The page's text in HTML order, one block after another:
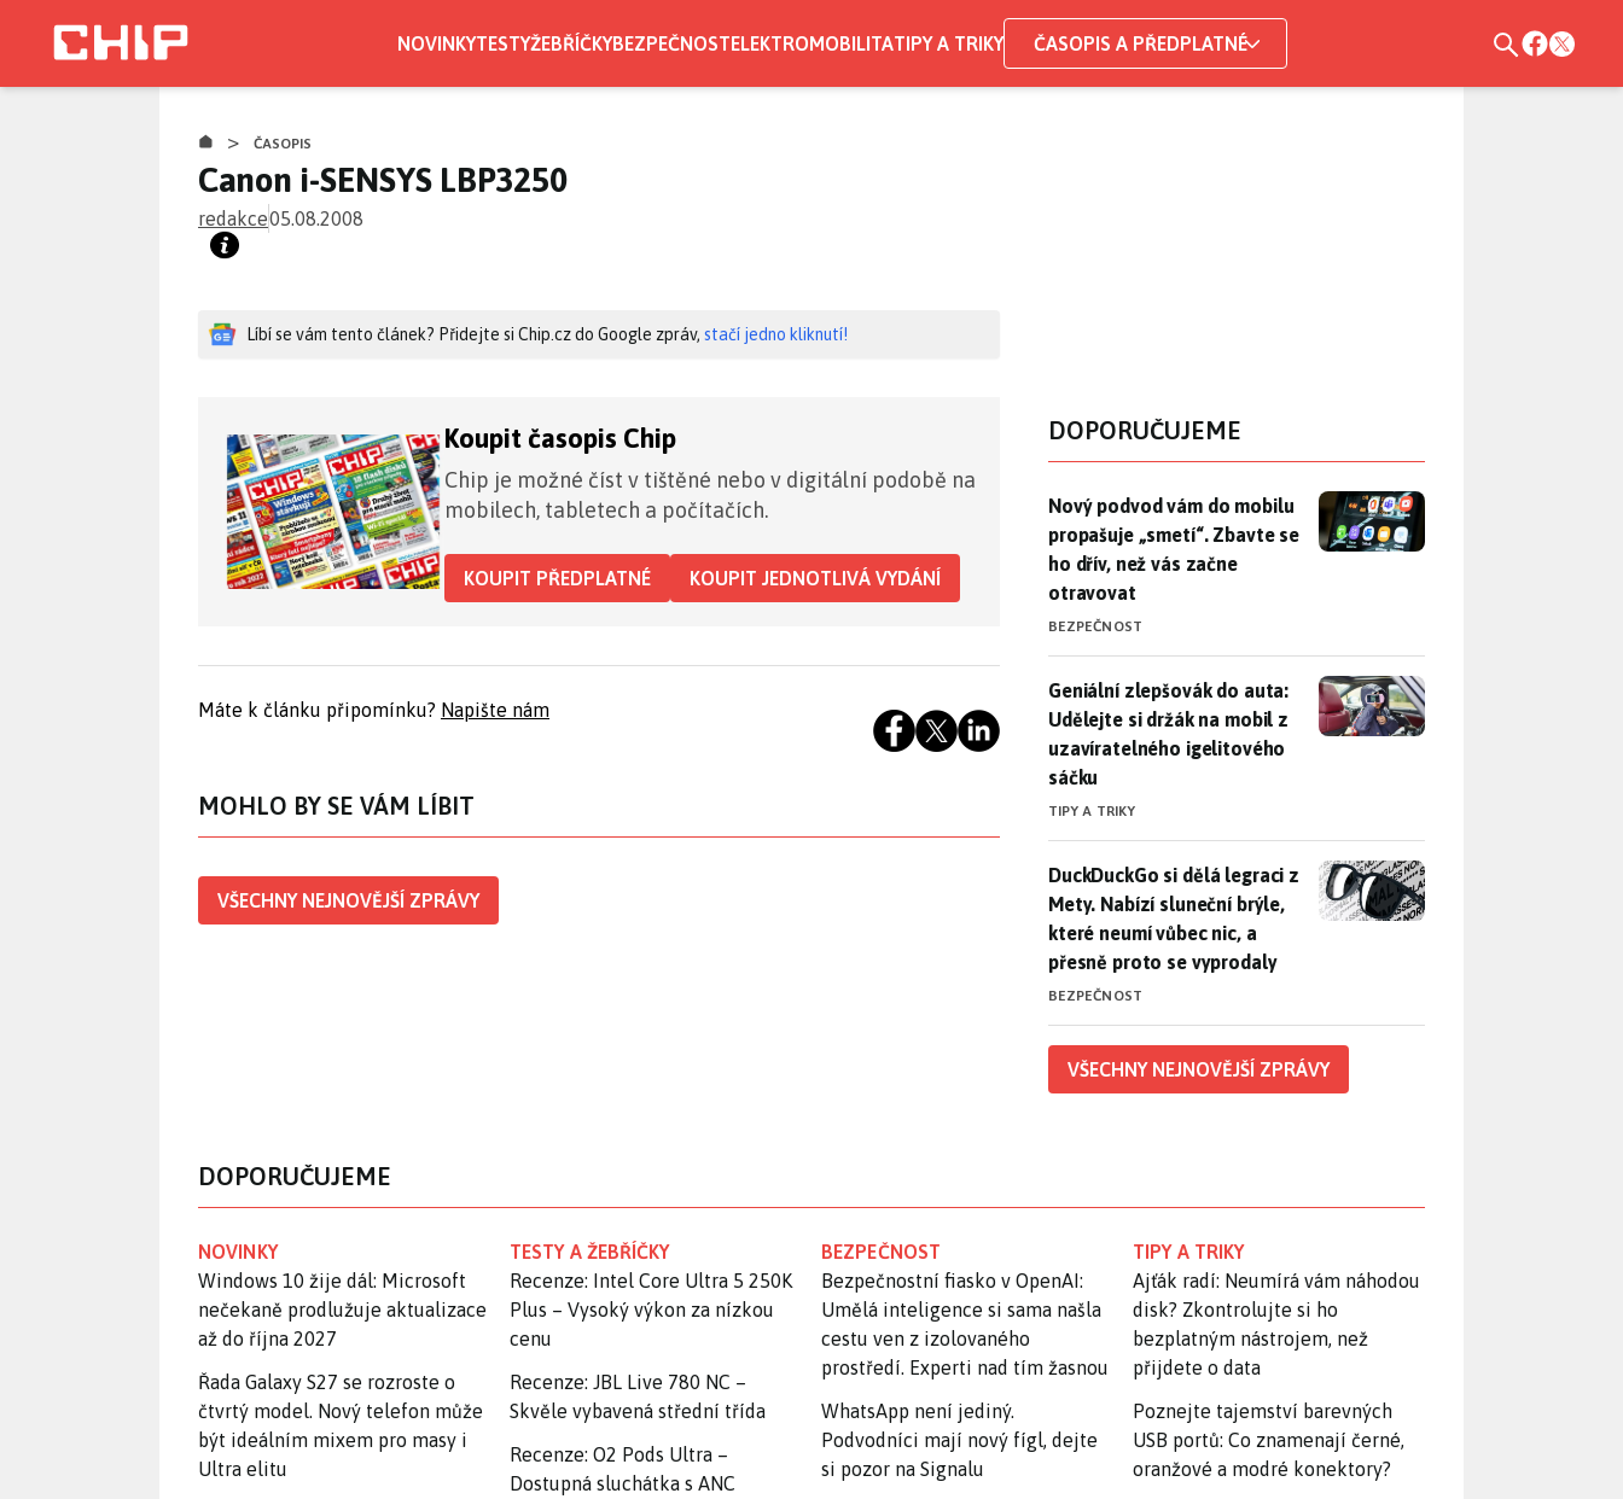
NOVINKYTESTYŽEBŘÍČKYBEZPEČNOSTELEKTROMOBILITATIPY A TRIKY ČASOPIS A PŘEDPLATNÉ
> ČASOPIS
Canon i-SENSYS LBP3250
redakce05.08.2008
Líbí se vám tento článek? Přidejte si Chip.cz do Google zpráv, stačí jedno kliknutí!
Koupit časopis Chip
Chip je možné číst v tištěné nebo v digitální podobě na
mobilech, tabletech a počítačích.
KOUPIT PŘEDPLATNÉ KOUPIT JEDNOTLIVÁ VYDÁNÍ
Máte k článku připomínku? Napište nám
MOHLO BY SE VÁM LÍBIT
VŠECHNY NEJNOVĚJŠÍ ZPRÁVY
DOPORUČUJEME
Nový podvod vám do mobilu propašuje „smetí“. Zbavte se ho dřív,
Nový podvod vám do mobilu
propašuje „smetí“. Zbavte se
ho dřív, než vás začne
otravovat
BEZPEČNOST
Geniální zlepšovák do auta: Udělejte si držák na mobil z
Geniální zlepšovák do auta:
Udělejte si držák na mobil z
uzavíratelného igelitového
sáčku
TIPY A TRIKY
DuckDuckGo si dělá legraci z Mety. Nabízí sluneční brýle, které
DuckDuckGo si dělá legraci z
Mety. Nabízí sluneční brýle,
které neumí vůbec nic, a
přesně proto se vyprodaly
BEZPEČNOST
VŠECHNY NEJNOVĚJŠÍ ZPRÁVY
DOPORUČUJEME
NOVINKY
Windows 10 žije dál: Microsoft
nečekaně prodlužuje aktualizace
až do října 2027
Řada Galaxy S27 se rozroste o
čtvrtý model. Nový telefon může
být ideálním mixem pro masy i
Ultra elitu
TESTY A ŽEBŘÍČKY
Recenze: Intel Core Ultra 5 250K
Plus – Vysoký výkon za nízkou
cenu
Recenze: JBL Live 780 NC –
Skvěle vybavená střední třída
Recenze: O2 Pods Ultra –
Dostupná sluchátka s ANC
BEZPEČNOST
Bezpečnostní fiasko v OpenAI:
Umělá inteligence si sama našla
cestu ven z izolovaného
prostředí. Experti nad tím žasnou
WhatsApp není jediný.
Podvodníci mají nový fígl, dejte
si pozor na Signalu
TIPY A TRIKY
Ajťák radí: Neumírá vám náhodou
disk? Zkontrolujte si ho
bezplatným nástrojem, než
přijdete o data
Poznejte tajemství barevných
USB portů: Co znamenají černé,
oranžové a modré konektory?